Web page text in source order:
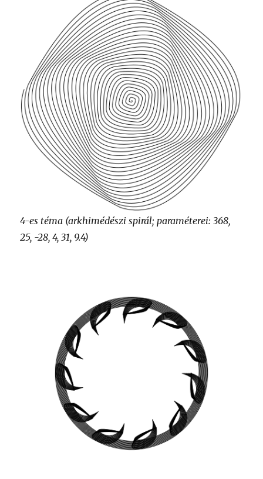
4-es téma (arkhimédészi spirál; paraméterei: 368,
25, -28, 4, 31, 9.4)